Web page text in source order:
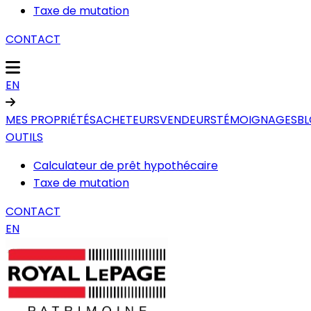
Taxe de mutation
CONTACT
EN
MES PROPRIÉTÉSACHETEURSVENDEURSTÉMOIGNAGES
OUTILS
Calculateur de prêt hypothécaire
Taxe de mutation
CONTACT
EN